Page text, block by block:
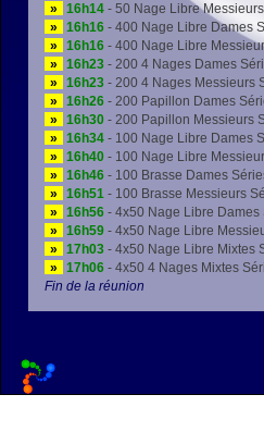
»
16h14 - 50 Nage Libre
»
16h16 - 400 Nage Libre Dames
»
16h16 - 400 Nage Libre
»
16h23 - 200 4 Nages Dames
»
16h23 - 200 4 Nages Messieurs
»
16h26 - 200 Papillon Dames
»
16h30 - 200 Papillon Messieurs
»
16h34 - 100 Nage Libre Dames
»
16h40 - 100 Nage Libre
»
16h46 - 100 Brasse Dames
»
16h51 - 100 Brasse Messieurs
»
16h56 - 4x50 Nage Libre Dames
»
16h59 - 4x50 Nage Libre
»
17h03 - 4x50 Nage Libre Mixtes
»
17h06 - 4x50 4 Nages Mixtes
Fin de la réunion